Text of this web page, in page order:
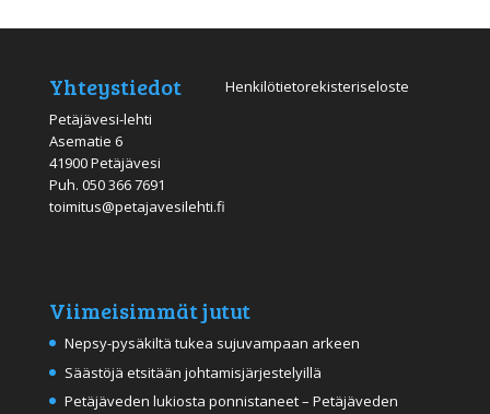
Yhteystiedot
Petäjävesi-lehti
Asematie 6
41900 Petäjävesi
Puh. 050 366 7691
toimitus@petajavesilehti.fi
Henkilötietorekisteriseloste
Viimeisimmät jutut
Nepsy-pysäkiltä tukea sujuvampaan arkeen
Säästöjä etsitään johtamisjärjestelyillä
Petäjäveden lukiosta ponnistaneet – Petäjäveden